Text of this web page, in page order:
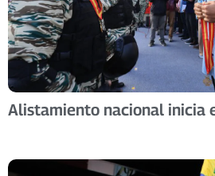
Alistamiento nacional inicia